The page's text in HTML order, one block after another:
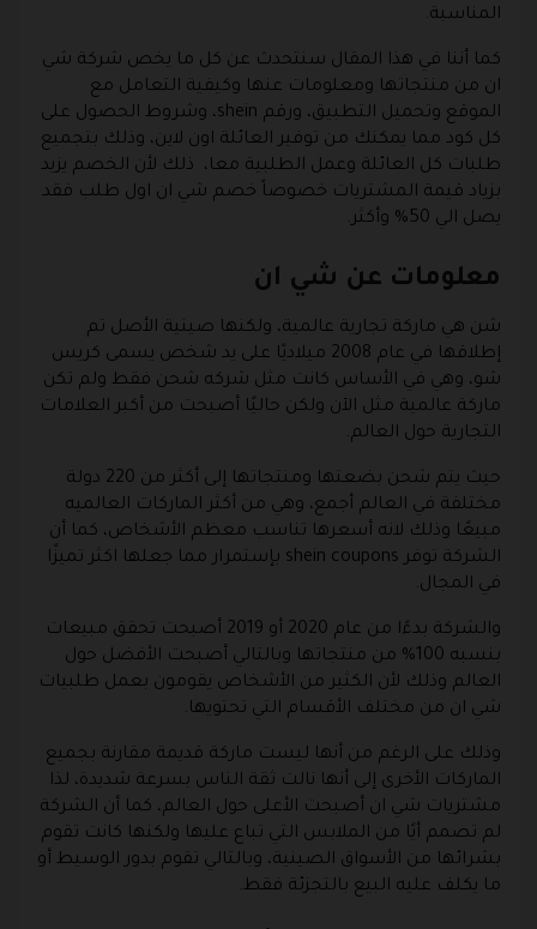
المناسبة.
كما أننا في هذا المقال سنتحدث عن كل ما يخص شركة شي
ان من منتجاتها ومعلومات عنها وكيفية التعامل مع
الموقع وتحميل التطبيق، ورقم shein، وشروط الحصول على
كل كود مما يمكنك من توفير العائلة اون لاين، وذلك بتجميع
طلبات كل العائلة وعمل الطلبية معا، ذلك لأن الخصم يزيد
بزياد قيمة المشتريات خصوصاً خصم شي ان اول طلب فقد
يصل الي 50% وأكثر.
معلومات عن شي ان
شن هي ماركة تجارية عالمية، ولكنها صينية الأصل تم
إطلاقها في عام 2008 ميلاديًا على يد شخص يسمى كريس
شو، وهي في الأساس كانت مثل شركه شحن فقط ولم تكن
ماركة عالمية مثل الآن ولكن حاليًا أصبحت من أكبر العلامات
التجارية حول العالم.
حيث يتم شحن بضعتها ومنتجاتها إلى أكثر من 220 دولة
مختلفة في العالم أجمع، وهي من أكثر الماركات العالميه
مبيعًا وذلك لانه أسعرها تناسب معظم الأشخاص، كما أن
الشركة توفر shein coupons بإستمرار مما جعلها اكثر تميزًا
في المجال.
والشركة بدءًا من عام 2020 أو 2019 أصبحت تحقق مبيعات
بنسبه 100% من منتجاتها وبالتالي أصبحت الأفضل حول
العالم وذلك لأن الكثير من الأشخاص يقومون بعمل طلبيات
شي ان من مختلف الأقسام التي تحتويها.
وذلك على الرغم من أنها ليست ماركة قديمة مقارنة بجميع
الماركات الأخرى إلى أنها نالت ثقة الناس بسرعة شديدة، لذا
مشتريات شي ان أصبحت الأعلى حول العالم، كما أن الشركة
لم تصمم أيًا من الملابس التي تباع عليها ولكنها كانت تقوم
بشرائها من الأسواق الصينية، وبالتالي تقوم بدور الوسيط أو
ما يكلف عليه البيع بالتجزئة فقط.